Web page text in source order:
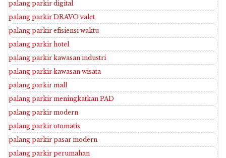
palang parkir digital
palang parkir DRAVO valet
palang parkir efisiensi waktu
palang parkir hotel
palang parkir kawasan industri
palang parkir kawasan wisata
palang parkir mall
palang parkir meningkatkan PAD
palang parkir modern
palang parkir otomatis
palang parkir pasar modern
palang parkir perumahan